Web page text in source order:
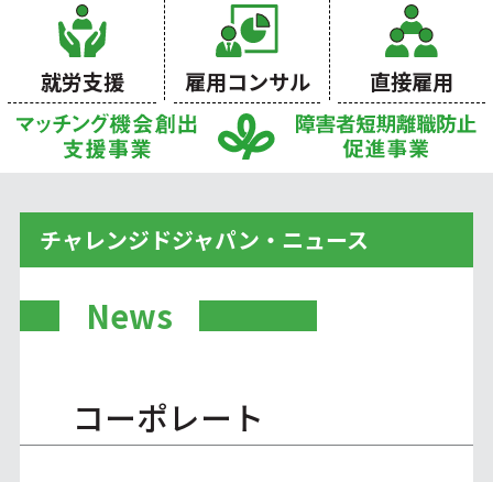
就労支援 雇用コンサル 直接雇用
チャレンジドジャパン・ニュース
News
コーポレート